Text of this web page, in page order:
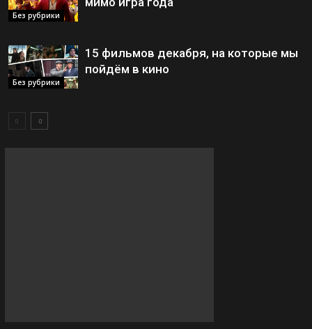
Без рубрики
Без рубрики
15 фильмов декабря, на которые мы
пойдём в кино